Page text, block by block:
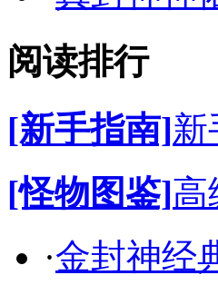
阅读排行
[新手指南]新
[怪物图鉴]高
·金封神经